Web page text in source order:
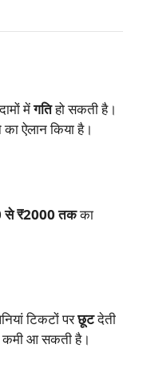
मेंगतिहो सकती है।
ऐलान किया है।
से ₹2000 तकका
टिकटों परछूटदेती
कमी आ सकती है।